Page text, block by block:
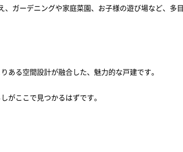
ガーデニングや家庭菜園、お子様の遊び場など、多目
ある空間設計が融合した、魅力的な戸建です。
がここで見つかるはずです。